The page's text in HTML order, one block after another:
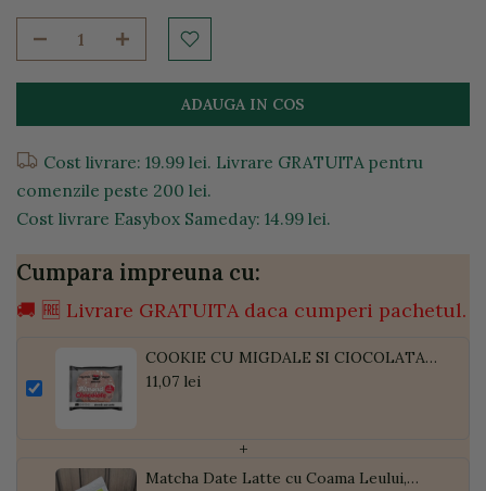
ADAUGA IN COS
Cost livrare: 19.99 lei. Livrare GRATUITA pentru
comenzile peste 200 lei.
Cost livrare Easybox Sameday: 14.99 lei.
Cumpara impreuna cu:
🚚 🆓 Livrare GRATUITA daca cumperi pachetul.
COOKIE CU MIGDALE SI CIOCOLATA
NEAGRA BIO 50G
11,07 lei
+
Matcha Date Latte cu Coama Leului,